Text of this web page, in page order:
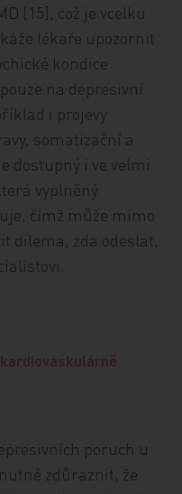
[15], což je vcelku
lékaře upozornit
kondice
na depresivní
i projevy
somatizační a
dostupný i ve velmi
vyplněný
čímž může mimo
dilema, zda odeslat,
poruch u
zdůraznit, že